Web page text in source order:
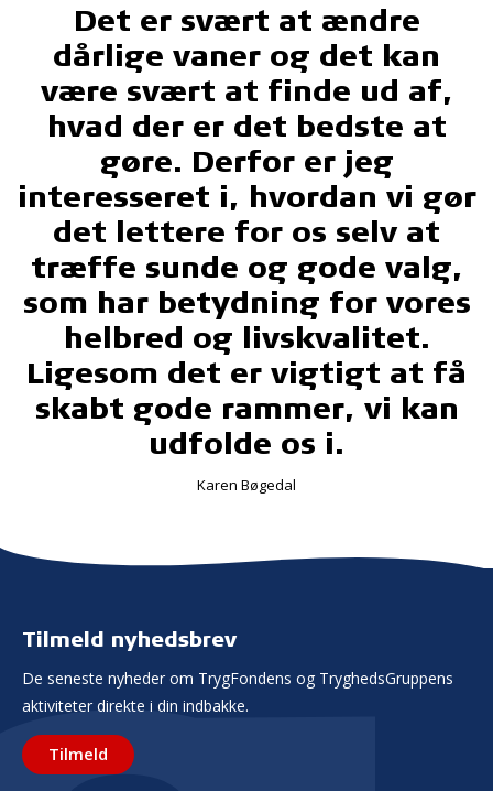
Det er svært at ændre
dårlige vaner og det kan
være svært at finde ud af,
hvad der er det bedste at
gøre. Derfor er jeg
interesseret i, hvordan vi gør
det lettere for os selv at
træffe sunde og gode valg,
som har betydning for vores
helbred og livskvalitet.
Ligesom det er vigtigt at få
skabt gode rammer, vi kan
udfolde os i.
Karen Bøgedal
Tilmeld nyhedsbrev
De seneste nyheder om TrygFondens og TryghedsGruppens
aktiviteter direkte i din indbakke.
Tilmeld